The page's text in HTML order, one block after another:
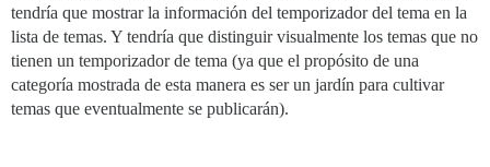
tendría que mostrar la información del temporizador del tema en la
lista de temas. Y tendría que distinguir visualmente los temas que no
tienen un temporizador de tema (ya que el propósito de una
categoría mostrada de esta manera es ser un jardín para cultivar
temas que eventualmente se publicarán).